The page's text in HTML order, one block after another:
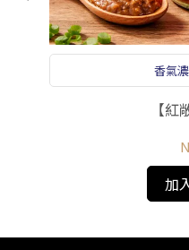
香氣
【
加